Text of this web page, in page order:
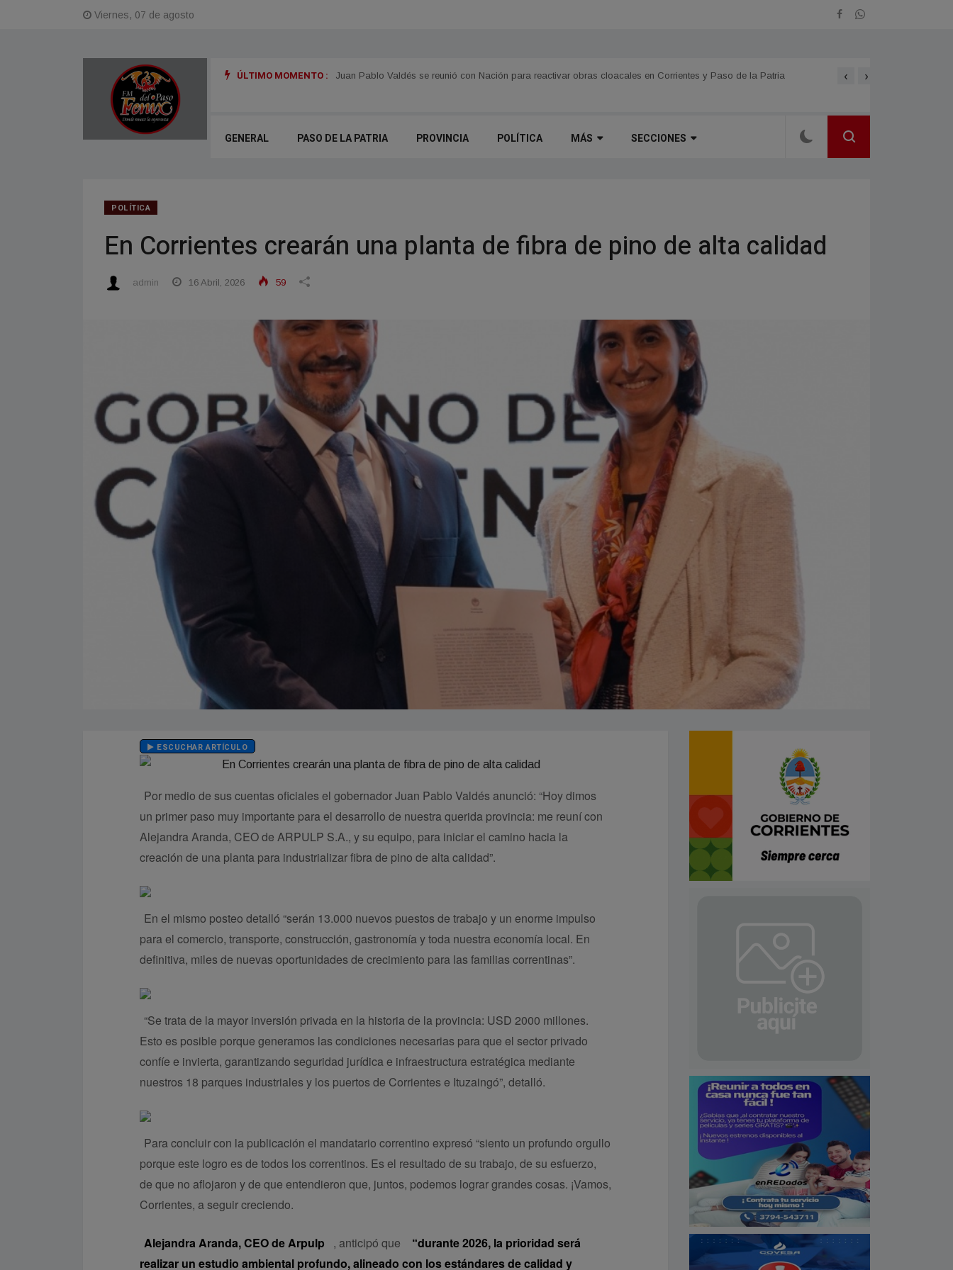
Viernes, 07 de agosto
ÚLTIMO MOMENTO :
el Plan de Regularización de Obras con destino comercial Juan Pablo Valdés se reunió con Nación para reactivar obras cloacales en Corrientes y Paso de la Patria Se promocionó la 61.ª
‹ ›
GENERAL PASO DE LA PATRIA PROVINCIA POLÍTICA MÁS SECCIONES
POLÍTICA
En Corrientes crearán una planta de fibra de pino de alta calidad
admin 16 Abril, 2026 59
ESCUCHAR ARTÍCULO
Por medio de sus cuentas oficiales el gobernador Juan Pablo Valdés anunció: “Hoy dimos
un primer paso muy importante para el desarrollo de nuestra querida provincia: me reuní con
Alejandra Aranda, CEO de ARPULP S.A., y su equipo, para iniciar el camino hacia la
creación de una planta para industrializar fibra de pino de alta calidad”.
En el mismo posteo detalló “serán 13.000 nuevos puestos de trabajo y un enorme impulso
para el comercio, transporte, construcción, gastronomía y toda nuestra economía local. En
definitiva, miles de nuevas oportunidades de crecimiento para las familias correntinas”.
“Se trata de la mayor inversión privada en la historia de la provincia: USD 2000 millones.
Esto es posible porque generamos las condiciones necesarias para que el sector privado
confíe e invierta, garantizando seguridad jurídica e infraestructura estratégica mediante
nuestros 18 parques industriales y los puertos de Corrientes e Ituzaingó”, detalló.
Para concluir con la publicación el mandatario correntino expresó “siento un profundo orgullo
porque este logro es de todos los correntinos. Es el resultado de su trabajo, de su esfuerzo,
de que no aflojaron y de que entendieron que, juntos, podemos lograr grandes cosas. ¡Vamos,
Corrientes, a seguir creciendo.
Alejandra Aranda, CEO de Arpulp , anticipó que
“durante 2026, la prioridad será
realizar un estudio ambiental profundo, alineado con los estándares de calidad y